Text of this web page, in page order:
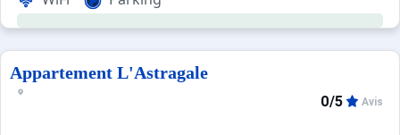
Appartement L'Astragale
0/5 Avis